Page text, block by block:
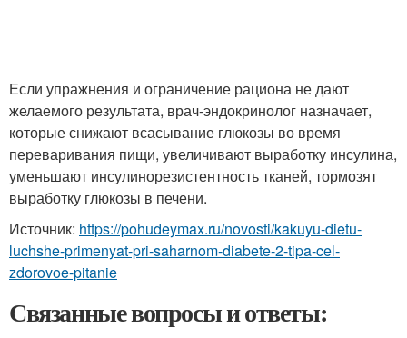
Если упражнения и ограничение рациона не дают
желаемого результата, врач-эндокринолог назначает,
которые снижают всасывание глюкозы во время
переваривания пищи, увеличивают выработку инсулина,
уменьшают инсулинорезистентность тканей, тормозят
выработку глюкозы в печени.
Источник: https://pohudeymax.ru/novosti/kakuyu-dietu-
luchshe-primenyat-pri-saharnom-diabete-2-tipa-cel-
zdorovoe-pitanie
Связанные вопросы и ответы: